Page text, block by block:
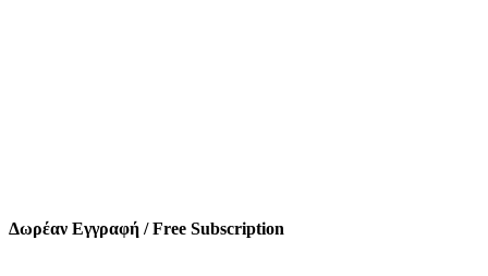
Δωρέαν Εγγραφή / Free Subscription